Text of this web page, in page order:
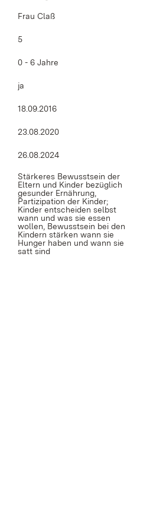
Frau Claß
5
0 - 6 Jahre
ja
18.09.2016
23.08.2020
26.08.2024
Stärkeres Bewusstsein der
Eltern und Kinder bezüglich
gesunder Ernährung,
Partizipation der Kinder;
Kinder entscheiden selbst
wann und was sie essen
wollen, Bewusstsein bei den
Kindern stärken wann sie
Hunger haben und wann sie
satt sind